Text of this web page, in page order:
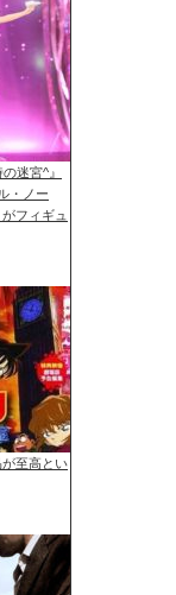
迷宮^』
・ノー
フィギュ
至高とい